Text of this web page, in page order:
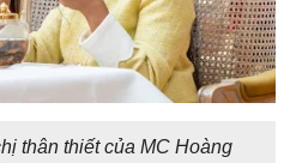
thân thiết của MC Hoàng